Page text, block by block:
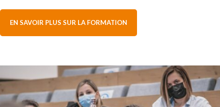
EN SAVOIR PLUS SUR LA FORMATION